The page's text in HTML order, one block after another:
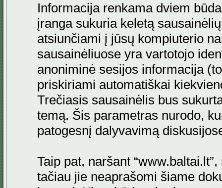
Informacija renkama dviem
įranga sukuria keletą
atsiunčiami į jūsų kompiuterio
sausainėliuose yra vartotojo
anoniminė sesijos informacija
priskiriami automatiškai
Trečiasis sausainėlis bus
temą. Šis parametras nurodo,
patogesnį dalyvavimą
Taip pat, naršant
tačiau jie neaprašomi šiame